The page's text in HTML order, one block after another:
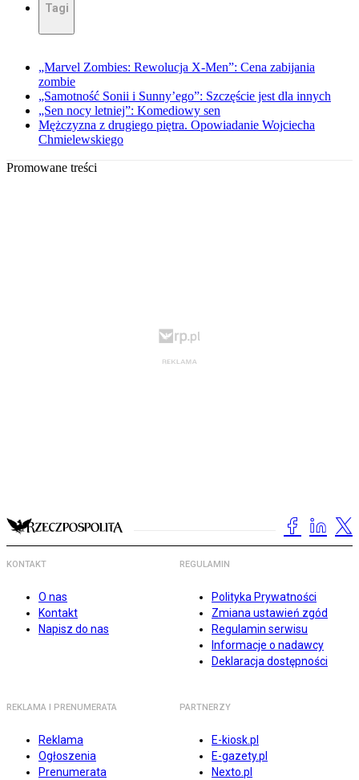
Tagi
„Marvel Zombies: Rewolucja X-Men”: Cena zabijania
zombie
„Samotność Sonii i Sunny’ego”: Szczęście jest dla innych
„Sen nocy letniej”: Komediowy sen
Mężczyzna z drugiego piętra. Opowiadanie Wojciecha
Chmielewskiego
Promowane treści
KONTAKT
O nas
Kontakt
Napisz do nas
REGULAMIN
Polityka Prywatności
Zmiana ustawień zgód
Regulamin serwisu
Informacje o nadawcy
Deklaracja dostępności
REKLAMA I PRENUMERATA
Reklama
Ogłoszenia
Prenumerata
PARTNERZY
E-kiosk.pl
E-gazety.pl
Nexto.pl